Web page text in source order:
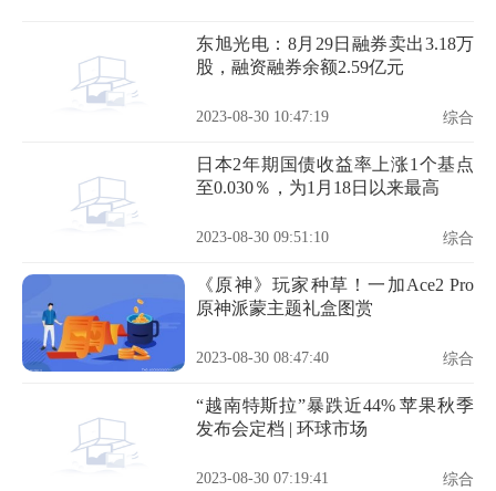
东旭光电：8月29日融券卖出3.18万
股，融资融券余额2.59亿元
2023-08-30 10:47:19 综合
日本2年期国债收益率上涨1个基点
至0.030％，为1月18日以来最高
2023-08-30 09:51:10 综合
《原神》玩家种草！一加Ace2 Pro
原神派蒙主题礼盒图赏
2023-08-30 08:47:40 综合
“越南特斯拉”暴跌近44% 苹果秋季
发布会定档 | 环球市场
2023-08-30 07:19:41 综合